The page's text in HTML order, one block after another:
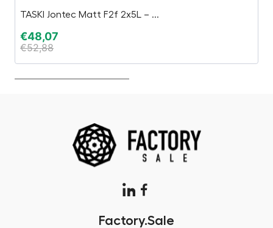
TASKI Jontec Matt F2f 2x5L – ...
€48,07
€52,88
Factory.Sale